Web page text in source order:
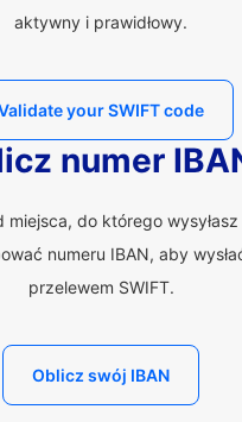
aktywny i prawidłowy.
your SWIFT code
numer
miejsca, do którego
numeru IBAN, aby
przelewem SWIFT.
Oblicz swój IBAN